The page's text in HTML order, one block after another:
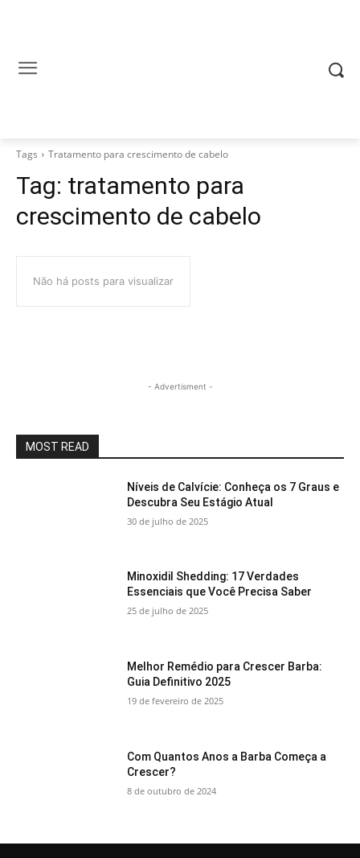
Tags Tratamento para crescimento de cabelo
Tag: tratamento para
crescimento de cabelo
Não há posts para visualizar
- Advertisment -
MOST READ
Níveis de Calvície: Conheça os 7 Graus e
Descubra Seu Estágio Atual
30 de julho de 2025
Minoxidil Shedding: 17 Verdades
Essenciais que Você Precisa Saber
25 de julho de 2025
Melhor Remédio para Crescer Barba:
Guia Definitivo 2025
19 de fevereiro de 2025
Com Quantos Anos a Barba Começa a
Crescer?
8 de outubro de 2024